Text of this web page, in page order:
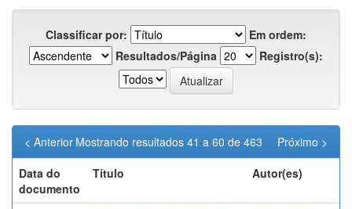
Classificar por:
Em ordem:
Resultados/Página
Registro(s):
Mostrando resultados 41 a 60 de 463
< Anterior
Próximo >
Data do
documento
Título Autor(es)